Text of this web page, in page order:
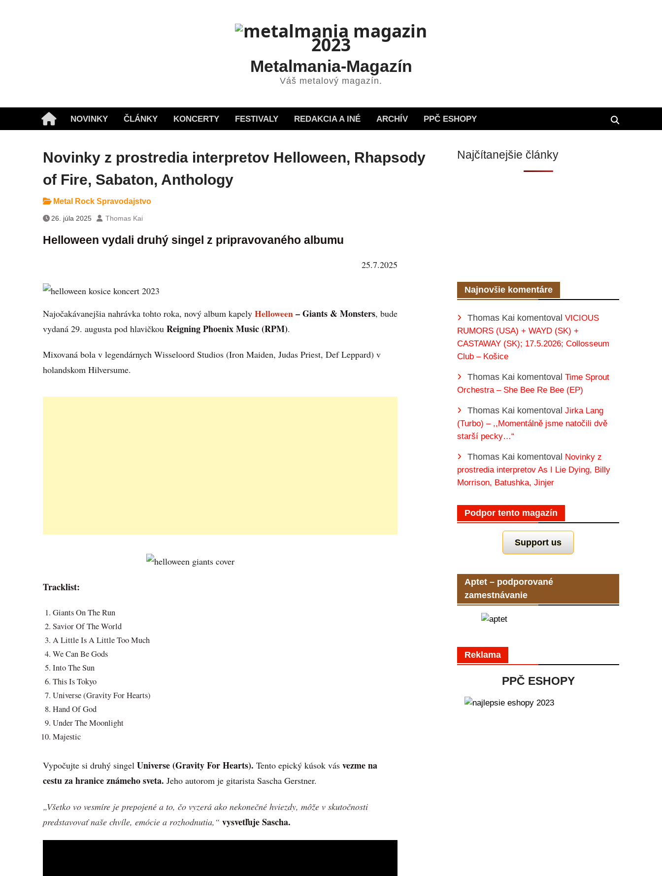
Metalmania-Magazín
Váš metalový magazín.
HomeNOVINKY ČLÁNKY KONCERTY FESTIVALY REDAKCIA A INÉ ARCHÍV PPČ ESHOPY
Novinky z prostredia interpretov Helloween, Rhapsody
of Fire, Sabaton, Anthology
Metal Rock Spravodajstvo
26. júla 2025 Thomas Kai
Helloween vydali druhý singel z pripravovaného albumu
25.7.2025
Najočakávanejšia nahrávka tohto roka, nový album kapely Helloween– Giants & Monsters, bude
vydaná 29. augusta pod hlavičkou Reigning Phoenix Music (RPM).
Mixovaná bola v legendárnych Wisseloord Studios (Iron Maiden, Judas Priest, Def Leppard) v
holandskom Hilversume.
Tracklist:
Giants On The Run
Savior Of The World
A Little Is A Little Too Much
We Can Be Gods
Into The Sun
This Is Tokyo
Universe (Gravity For Hearts)
Hand Of God
Under The Moonlight
Majestic
Vypočujte si druhý singel Universe (Gravity For Hearts). Tento epický kúsok vás vezme na
cestu za hranice známeho sveta. Jeho autorom je gitarista Sascha Gerstner.
„Všetko vo vesmíre je prepojené a to, čo vyzerá ako nekonečné hviezdy, môže v skutočnosti
predstavovať naše chvíle, emócie a rozhodnutia,“ vysvetľuje Sascha.
Najčítanejšie články
Najnovšie komentáre
Thomas Kai komentoval VICIOUS
RUMORS (USA) + WAYD (SK) +
CASTAWAY (SK); 17.5.2026; Collosseum
Club – Košice
Thomas Kai komentoval Time Sprout
Orchestra – She Bee Re Bee (EP)
Thomas Kai komentoval Jirka Lang
(Turbo) – ,,Momentálně jsme natočili dvě
starší pecky…“
Thomas Kai komentoval Novinky z
prostredia interpretov As I Lie Dying, Billy
Morrison, Batushka, Jinjer
Podpor tento magazín
Support us
Aptet – podporované
zamestnávanie
Reklama
PPČ ESHOPY